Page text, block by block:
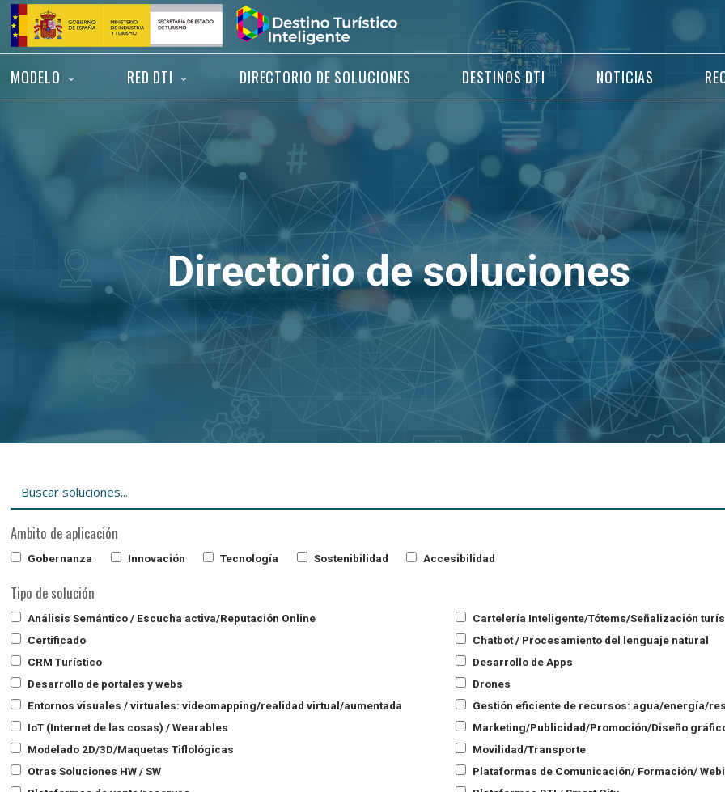
Saltar
contenido
Inicio
MODELO RED DTI DIRECTORIO DE SOLUCIONES DESTINOS DTI NOTICIAS
Directorio de soluciones
Ambito de aplicación
Gobernanza Innovación Tecnología Sostenibilidad Accesibilidad
Tipo de solución
Análisis Semántico / Escucha activa/Reputación Online
Cartelería Inteligente/Tótems/Señalización
Certificado
Chatbot / Procesamiento del lenguaje natural
CRM Turístico
Desarrollo de Apps
Desarrollo de portales y webs
Drones
Entornos visuales / virtuales: videomapping/realidad virtual/aumentada
Gestión eficiente de recursos: agua/energía/
IoT (Internet de las cosas) / Wearables
Marketing/Publicidad/Promoción/Diseño
Modelado 2D/3D/Maquetas Tiflológicas
Movilidad/Transporte
Otras Soluciones HW / SW
Plataformas de Comunicación/ Formación/